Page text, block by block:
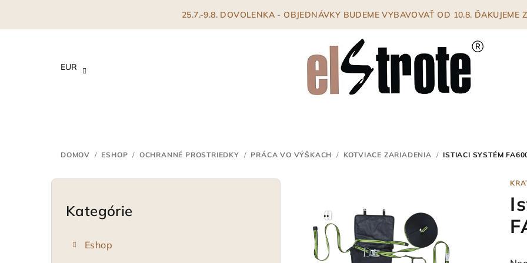
25.7.-9.8. DOVOLENKA - OBJEDNÁVKY BUDEME VYBAVOVAŤ OD 10.8. ĎAKUJEME
EUR
DOMOV / ESHOP / OCHRANNÉ PROSTRIEDKY / PRÁCA VO VÝŠKACH / KOTVIACE ZARIADENIA / ISTIACI SYSTÉM
B
Preskočiť
kategórie
Kategórie
Eshop